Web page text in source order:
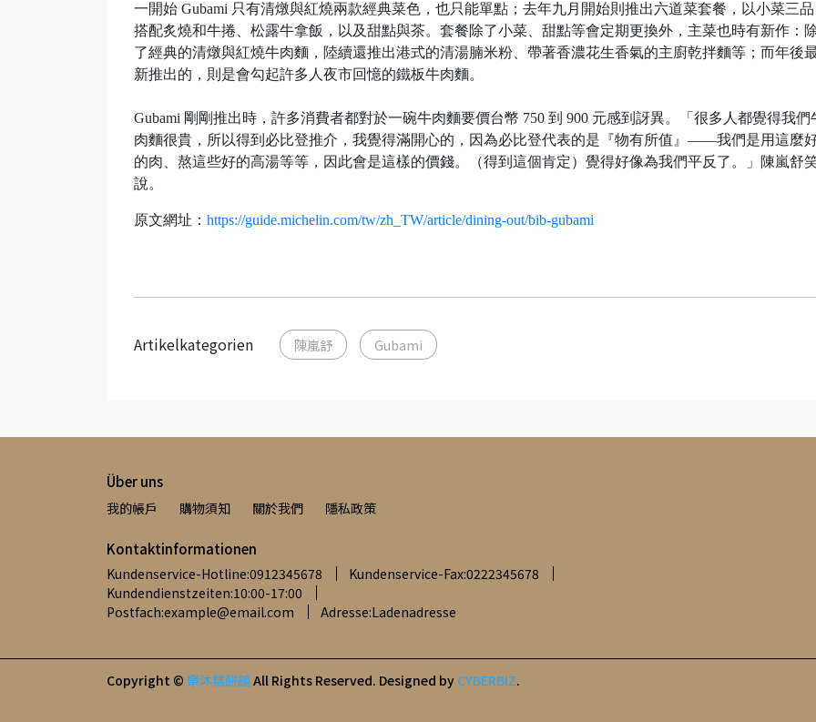
一開始 Gubami 只有清燉與紅燒兩款經典菜色，也只能單點；去年九月開始則推出六道菜套餐，以小菜三品
搭配炙燒和牛捲、松露牛拿飯，以及甜點與茶。套餐除了小菜、甜點等會定期更換外，主菜也時有新作：
了經典的清燉與紅燒牛肉麵，陸續還推出港式的清湯腩米粉、帶著香濃花生香氣的主廚乾拌麵等；而年後
新推出的，則是會勾起許多人夜市回憶的鐵板牛肉麵。
Gubami 剛剛推出時，許多消費者都對於一碗牛肉麵要價台幣 750 到 900 元感到訝異。「很多人都覺得我們
肉麵很貴，所以得到必比登推介，我覺得滿開心的，因為必比登代表的是『物有所值』——我們是用這麼
的肉、熬這些好的高湯等等，因此會是這樣的價錢。（得到這個肯定）覺得好像為我們平反了。」陳嵐舒
說。
原文網址： https://guide.michelin.com/tw/zh_TW/article/dining-out/bib-gubami
Artikelkategorien 陳嵐舒 Gubami
Über uns
我的帳戶 購物須知 關於我們 隱私政策
Kontaktinformationen
Kundenservice-Hotline:0912345678
Kundenservice-Fax:0222345678
Kundendienstzeiten:10:00-17:00
Postfach:example@email.com
Adresse:Ladenadresse
Copyright © 樂沐糕餅舖All Rights Reserved. Designed by CYBERBIZ.